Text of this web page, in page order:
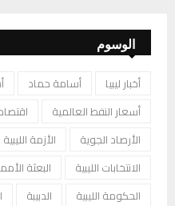
الوسوم
أخبار ليبيا أسامة حماد
أسعار النفط العالمية
اقتصاد
الأرصاد الجوية
الأزمة الليبية
الانتخابات الليبية
البعثة
الحكومة الليبية
الدبيبة